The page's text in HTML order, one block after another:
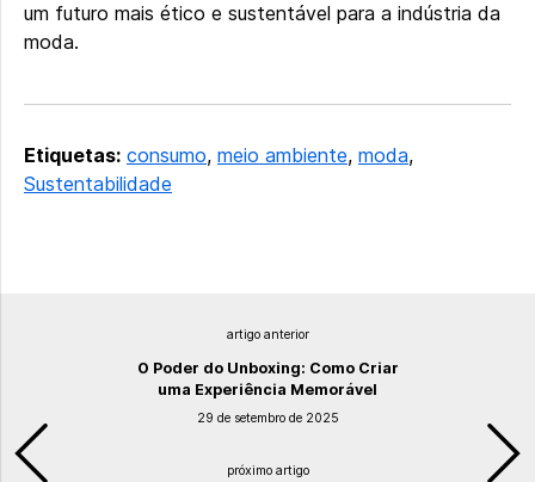
um futuro mais ético e sustentável para a indústria da
moda.
Etiquetas: consumo, meio ambiente, moda,
Sustentabilidade
artigo anterior
O Poder do Unboxing: Como Criar
uma Experiência Memorável
29 de setembro de 2025
próximo artigo